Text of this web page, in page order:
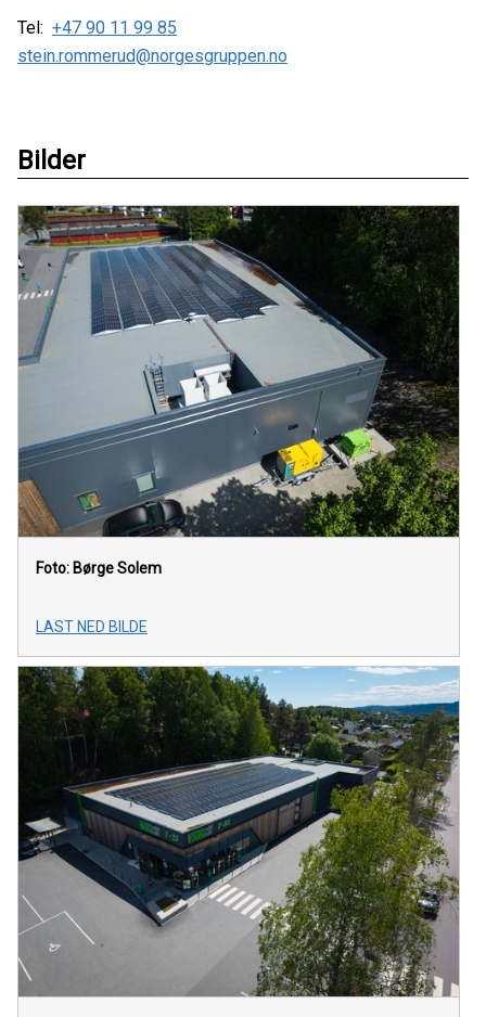
Tel: +47 90 11 99 85
stein.rommerud@norgesgruppen.no
Bilder
Foto: Børge Solem
LAST NED BILDE